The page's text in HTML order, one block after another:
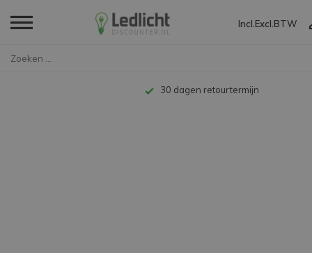
Incl. Excl. BTW
30 dagen retourtermijn